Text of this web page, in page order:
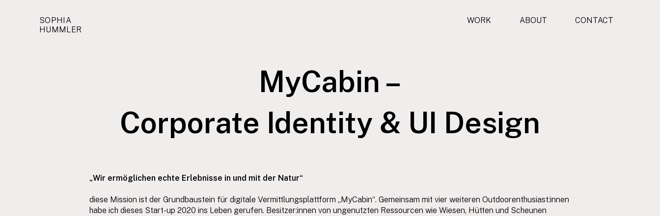
SOPHIA
HUMMLER
WORK ABOUT CONTACT
MyCabin –
Corporate Identity & UI Design
„Wir ermöglichen echte Erlebnisse in und mit der Natur“
diese Mission ist der Grundbaustein für digitale Vermittlungsplattform „MyCabin“. Gemeinsam mit vier weiteren Outdoorenthusiast:innen
habe ich dieses Start-up 2020 ins Leben gerufen. Besitzer:innen von ungenutzten Ressourcen wie Wiesen, Hütten und Scheunen